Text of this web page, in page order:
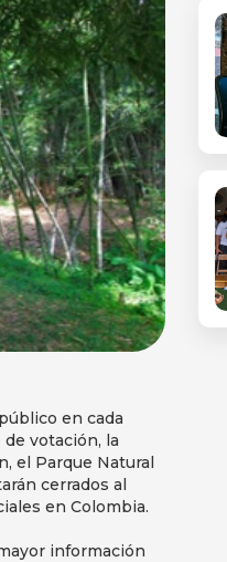
en cada
votación, la
el Parque Natural
cerrados al
en Colombia.
información